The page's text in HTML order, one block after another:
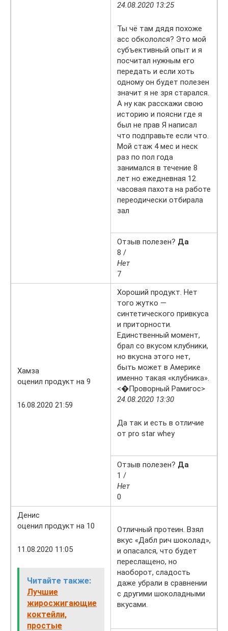
24.08.2020 13:25
Ты чё там дядя похоже
асс обкололся? Это мой
субъективный опыт и я
посчитал нужным его
передать и если хоть
одному он будет полезен
значит я не зря старался.
А ну как расскажи свою
историю и поясни где я
был не прав Я написал
что подправьте если что.
Мой стаж 4 мес и неск
раз по пол года
занимался в течение 8
лет но ежедневная 12
часовая пахота на работе
переодически отбирала
зал
Отзыв полезен? Да
8 /
Нет
7
Хамза
оценил продукт на 9
16.08.2020 21:59
Хороший продукт. Нет
того жутко —
синтетического привкуса
и приторности.
Единственный момент,
брал со вкусом клубники,
но вкусна этого нет,
быть может в Америке
именно такая «клубника».
<�Проворный Рамигос>
24.08.2020 13:30
Да так и есть в отличие
от pro star whey
Отзыв полезен? Да
1 /
Нет
0
Денис
оценил продукт на 10
11.08.2020 11:05
Читайте также:
Лучшие
жиросжигающие
коктейли,
простые
Отличный протеин. Взял
вкус «Дабл рич шоколад»,
и опасался, что будет
переслащено, но
наоборот, сладость
даже убрали в сравнении
с другими шоколадными
вкусами.